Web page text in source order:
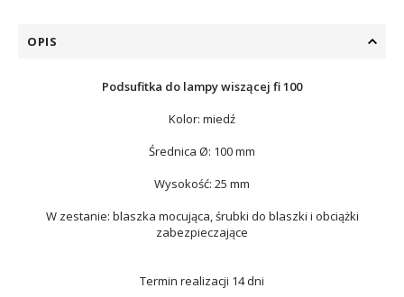
OPIS
Podsufitka do lampy wiszącej fi 100
Kolor: miedź
Średnica Ø: 100 mm
Wysokość: 25 mm
W zestanie: blaszka mocująca, śrubki do blaszki i obciążki
zabezpieczające
Termin realizacji 14 dni